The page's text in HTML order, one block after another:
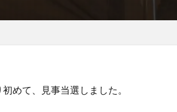
めて、見事当選しました。